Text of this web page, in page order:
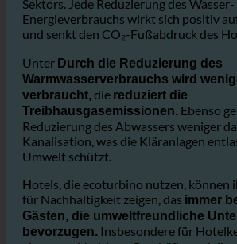
Der Wasserverbrauch im Gastgewerbe
größten Verursacher von
Sektors. Jede Reduzierung des Wasser-
Energieverbrauchs wirkt sich positiv
und senkt den CO₂-Fußabdruck des
UnterDurch die Reduzierung des
Warmwasserverbrauchs wird
verbraucht,die reduziert die
Treibhausgasemissionen.Ebenso
Reduzierung des Abwassers weniger
Kanalisation, was die Kläranlagen
Umwelt schützt.
Hotels, die ecoturbino nutzen, können
für Nachhaltigkeit zeigen, dasimmer